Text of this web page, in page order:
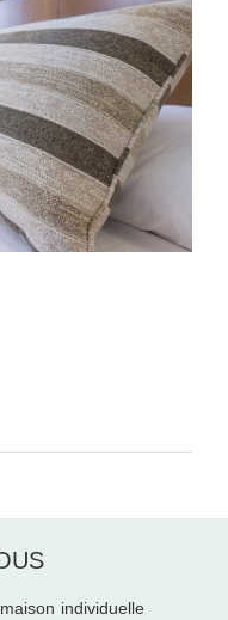
individuelle